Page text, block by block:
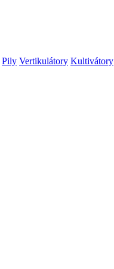
Pily Vertikulátory Kultivátory